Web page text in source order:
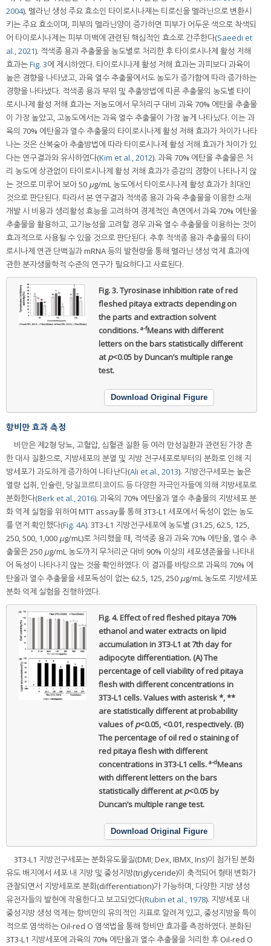
2004). 멜라닌 생성 주요 효소인 타이로시나제는 티로신을 멜라닌으로 변환시
키는 주요 효소이며, 피부의 멜라닌양이 증가하면 피부가 어두운 색으로 착색되
어 타이로시나제는 피부 미백에 관련된 핵심적인 효소로 간주한다(Saeedi et
al., 2021). 적색종 용과 추출물을 농도별로 처리한 후 타이로시나제 활성 저해
효과는Fig. 3에 제시하였다. 타이로시나제 활성 저해 효과는 과피보다 과육이
높은 경향을 나타냈고, 과육 열수 추출물에서도 농도가 증가함에 따라 증가하는
경향을 나타냈다. 적색종 용과 부위 및 추출방법에 따른 추출물의 농도별 타이
로시나제 활성 저해 효과는 저농도에서 무처리구 대비 과육 70% 에탄올 추출물
이 가장 높았고, 고농도에서는 과육 열수 추출물이 가장 높게 나타났다. 이는 과
육의 70% 에탄올과 열수 추출물의 타이로시나제 활성 저해 효과가 차이가 나타
나는 것은 산복숭아 추출방법에 따라 타이로시나제 활성 저해 효과가 차이가 있
다는 연구결과와 유사하였다(Kim et al., 2012). 과육 70% 에탄올 추출물은 처
리 농도에 상관없이 타이로시나제 활성 저해 효과가 증감의 경향이 나타나지 않
는 것으로 미루어 보아 50 μg/mL 농도에서 타이로시나제 활성 효과가 최대인
것으로 판단된다. 따라서 본 연구결과 적색종 용과 과육 추출물을 이용한 소재
개발 시 비용과 생리활성 효능을 고려하여 경제적인 측면에서 과육 70% 에탄올
추출물을 활용하고, 고기능성을 고려할 경우 과육 열수 추출물을 이용하는 것이
효과적으로 사용될 수 있을 것으로 판단된다. 추후 적색종 용과 추출물의 타이
로시나제 연관 단백질과 mRNA 등의 발현량을 통해 멜라닌 생성 억제 효과에
관한 분자생물학적 수준의 연구가 필요하다고 사료된다.
Fig. 3.Tyrosinase inhibition rate of red
fleshed pitaya extracts depending on
the parts and extraction solvent
conditions. a-fMeans with different
letters on the bars statistically different
atp<0.05 by Duncan’s multiple range
test.
Download Original Figure
항비만 효과 측정
비만은 제2형 당뇨, 고혈압, 심혈관 질환 등 여러 만성질환과 관련된 가장 흔
한 대사 질환으로, 지방세포의 분열 및 지방 전구세포로부터의 분화로 인해 지
방세포가 과도하게 증가하여 나타난다(Ali et al., 2013). 지방전구세포는 높은
열량 섭취, 인슐린, 당질코르티코이드 등 다양한 자극인자들에 의해 지방세포로
분화한다(Berk et al., 2016). 과육의 70% 에탄올과 열수 추출물의 지방세포 분
화 억제 실험을 위하여 MTT assay룰 통해 3T3-L1 세포에서 독성이 없는 농도
를 먼저 확인했다(Fig. 4A). 3T3-L1 지방전구세포에 농도별 (31.25, 62.5, 125,
250, 500, 1,000 μg/mL)로 처리했을 때, 적색종 용과 과육 70% 에탄올, 열수 추
출물은 250 μg/mL 농도까지 무처리군 대비 90% 이상의 세포생존율을 나타내
어 독성이 나타나지 않는 것을 확인하였다. 이 결과를 바탕으로 과육의 70% 에
탄올과 열수 추출물을 세포독성이 없는 62.5, 125, 250 μg/mL 농도로 지방세포
분화 억제 실험을 진행하였다.
Fig. 4.Effect of red fleshed pitaya 70%
ethanol and water extracts on lipid
accumulation in 3T3-L1 at 7th day for
adipocyte differentiation. (A) The
percentage of cell viability of red pitaya
flesh with different concentrations in
3T3-L1 cells. Values with asterisk *, **
are statistically different at probability
values ofp<0.05, <0.01, respectively. (B)
The percentage of oil red o staining of
red pitaya flesh with different
concentrations in 3T3-L1 cells. a-dMeans
with different letters on the bars
statistically different atp<0.05 by
Duncan’s multiple range test.
Download Original Figure
3T3-L1 지방전구세포는 분화유도물질(DMI; Dex, IBMX, Ins)이 첨가된 분화
유도 배지에서 세포 내 지방 및 중성지방(triglyceride)이 축적되어 형태 변화가
관찰되면서 지방세포로 분화(differentiation)가 가능하며, 다양한 지방 생성
유전자들의 발현에 작용한다고 보고되었다(Rubin et al., 1978). 지방세포 내
중성지방 생성 억제는 항비만의 유의적인 지표로 알려져 있고, 중성지방을 특이
적으로 염색하는 Oil-red O 염색법을 통해 항비만 효과를 측정하였다. 분화된
3T3-L1 지방세포에 과육의 70% 에탄올과 열수 추출물을 처리한 후 Oil-red O